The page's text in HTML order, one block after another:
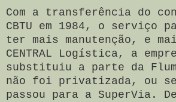
Com a transferência do
CBTU em 1984, o serviço
ter mais manutenção, e
CENTRAL Logística, a
substituiu a parte da
não foi privatizada, ou
passou para a SuperVia.